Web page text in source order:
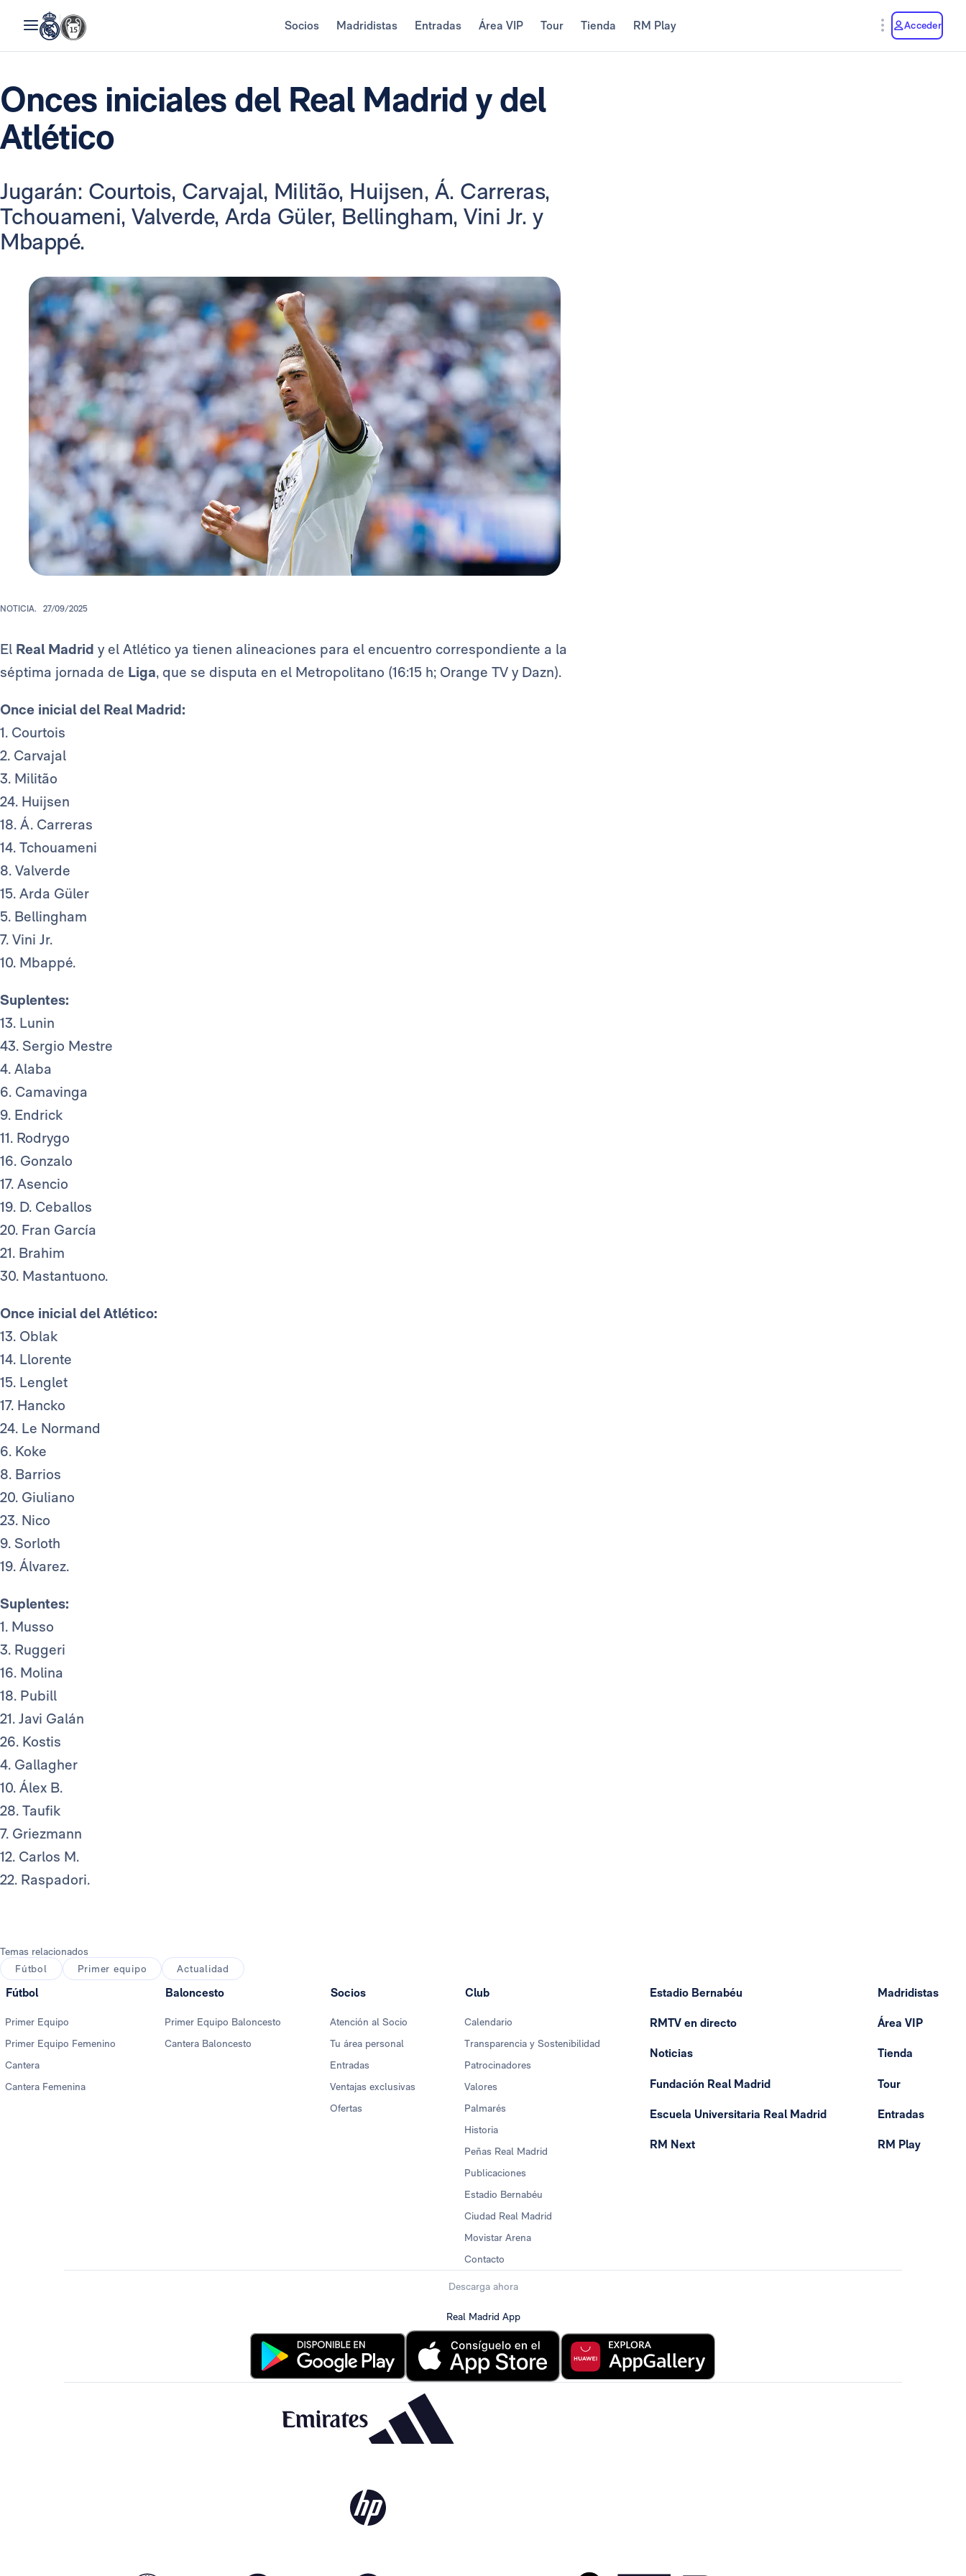
Socios Madridistas Entradas Área VIP Tour Tienda RM Play Acceder
Onces iniciales del Real Madrid y del
Atlético
Jugarán: Courtois, Carvajal, Militão, Huijsen, Á. Carreras,
Tchouameni, Valverde, Arda Güler, Bellingham, Vini Jr. y
Mbappé.
NOTICIA. 27/09/2025
El Real Madrid y el Atlético ya tienen alineaciones para el encuentro correspondiente a la
séptima jornada de Liga, que se disputa en el Metropolitano (16:15 h; Orange TV y Dazn).
Once inicial del Real Madrid:
1. Courtois
2. Carvajal
3. Militão
24. Huijsen
18. Á. Carreras
14. Tchouameni
8. Valverde
15. Arda Güler
5. Bellingham
7. Vini Jr.
10. Mbappé.
Suplentes:
13. Lunin
43. Sergio Mestre
4. Alaba
6. Camavinga
9. Endrick
11. Rodrygo
16. Gonzalo
17. Asencio
19. D. Ceballos
20. Fran García
21. Brahim
30. Mastantuono.
Once inicial del Atlético:
13. Oblak
14. Llorente
15. Lenglet
17. Hancko
24. Le Normand
6. Koke
8. Barrios
20. Giuliano
23. Nico
9. Sorloth
19. Álvarez.
Suplentes:
1. Musso
3. Ruggeri
16. Molina
18. Pubill
21. Javi Galán
26. Kostis
4. Gallagher
10. Álex B.
28. Taufik
7. Griezmann
12. Carlos M.
22. Raspadori.
Temas relacionados
Fútbol
Primer equipo Actualidad
Fútbol
Primer Equipo
Primer Equipo Femenino
Cantera
Cantera Femenina
Baloncesto
Primer Equipo Baloncesto
Cantera Baloncesto
Socios
Atención al Socio
Tu área personal
Entradas
Ventajas exclusivas
Ofertas
Club
Calendario
Transparencia y Sostenibilidad
Patrocinadores
Valores
Palmarés
Historia
Peñas Real Madrid
Publicaciones
Estadio Bernabéu
Ciudad Real Madrid
Movistar Arena
Contacto
Estadio Bernabéu
RMTV en directo
Noticias
Fundación Real Madrid
Escuela Universitaria Real Madrid
RM Next
Madridistas
Área VIP
Tienda
Tour
Entradas
RM Play
Descarga ahora
Real Madrid App